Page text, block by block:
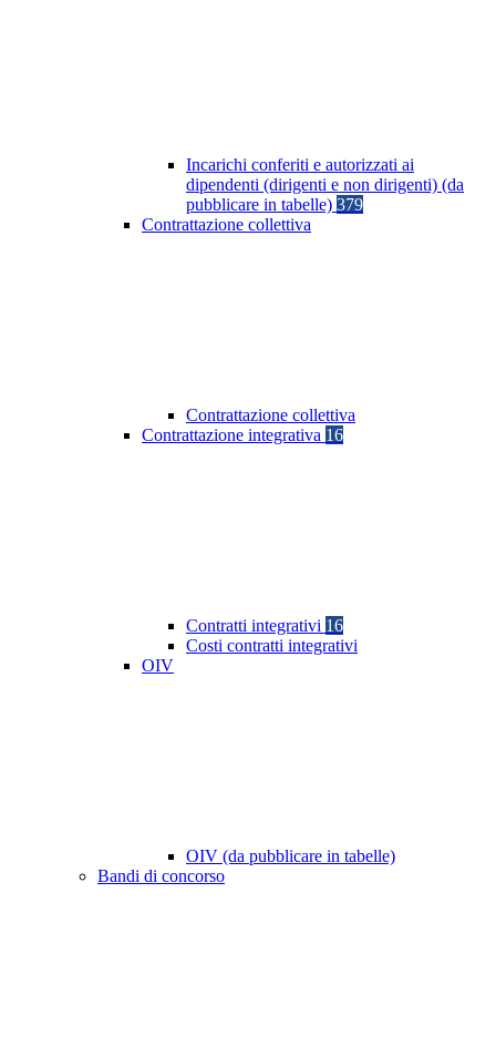
Incarichi conferiti e autorizzati ai
dipendenti (dirigenti e non dirigenti) (da
pubblicare in tabelle) 379
Contrattazione collettiva
Contrattazione collettiva
Contrattazione integrativa 16
Contratti integrativi 16
Costi contratti integrativi
OIV
OIV (da pubblicare in tabelle)
Bandi di concorso